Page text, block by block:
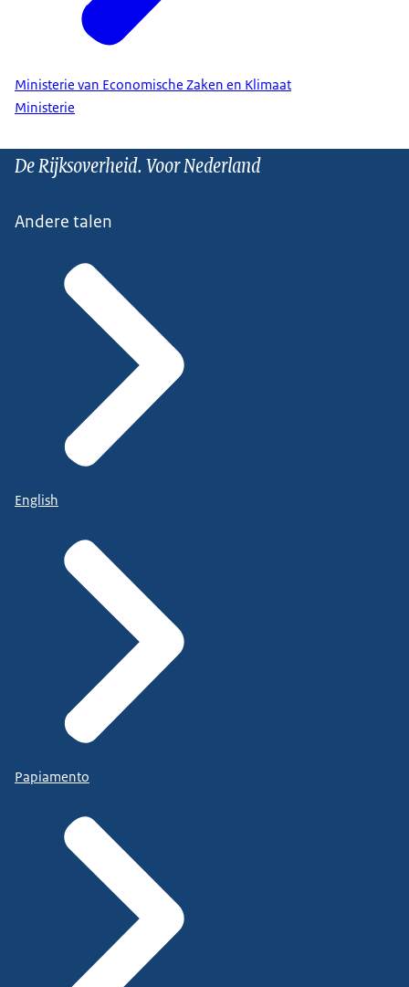
Ministerie van Economische Zaken en Klimaat
Ministerie
De Rijksoverheid. Voor Nederland
Andere talen
English
Papiamento